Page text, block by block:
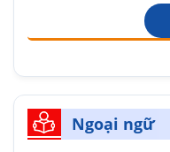
Ngoại ngữ